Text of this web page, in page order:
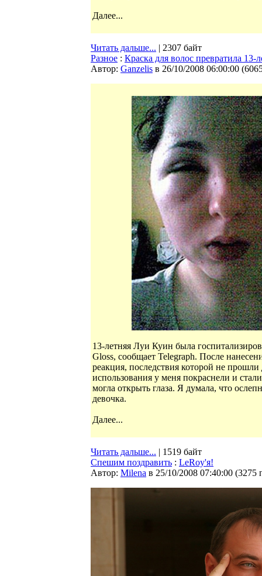
Далее...
Читать дальше... | 2307 байт
Разное : Краска для волос превратила
Автор: Ganzelis в 26/10/2008 06:00:00 (
13-летняя Луи Куин была
Gloss, сообщает Telegraph. После
реакция, последствия которой не прошли
использования у меня покраснели и
могла открыть глаза. Я думала, что
девочка.
Далее...
Читать дальше... | 1519 байт
Спешим поздравить : LeRoy'я!
Автор: Milena в 25/10/2008 07:40:00 (3275